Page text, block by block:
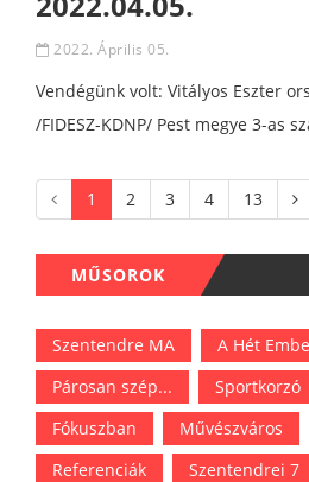
2022. Április 05.
Vendégünk volt: Vitályos Eszter
/FIDESZ-KDNP/ Pest megye 3-as
1 2 3 4 13
MŰSOROK
Szentendre MA
A Hét
Párosan szép...
Sportkorzó
Fókuszban
Művészváros
Referenciák
Szentendrei 7